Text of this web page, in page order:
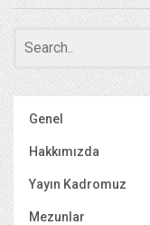
Genel
Hakkımızda
Yayın Kadromuz
Mezunlar